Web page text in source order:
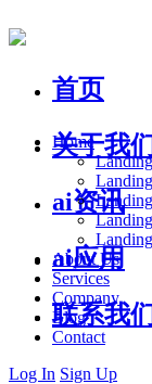
首页
关于我们
ai资讯
ai应用
联系我们
Home
About Us
Services
Company
Blog
Contact
Log In Sign Up